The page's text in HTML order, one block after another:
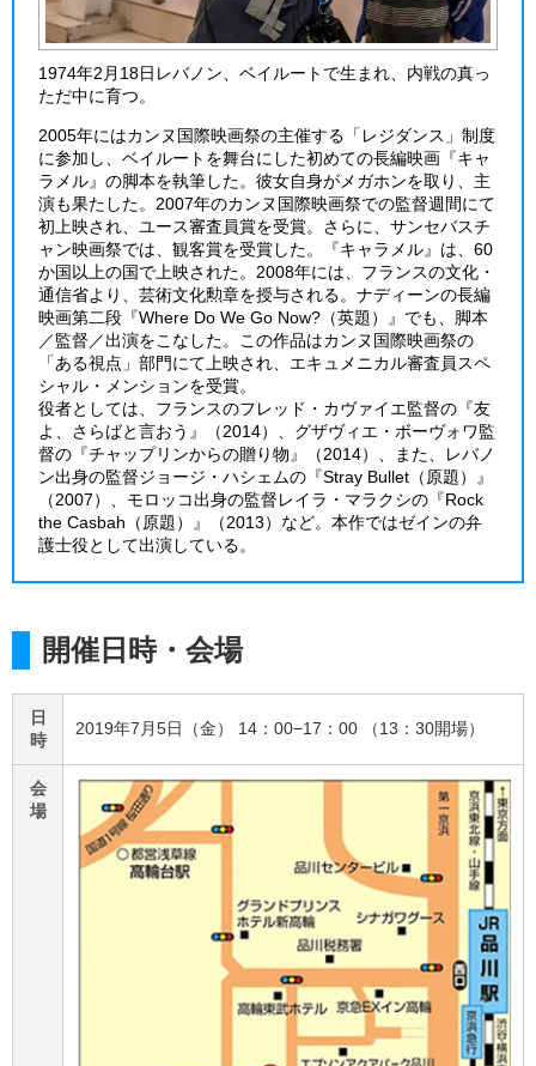
1974年2月18日レバノン、ベイルートで生まれ、内戦の真っ
ただ中に育つ。
2005年にはカンヌ国際映画祭の主催する「レジダンス」制度
に参加し、ベイルートを舞台にした初めての長編映画『キャ
ラメル』の脚本を執筆した。彼女自身がメガホンを取り、主
演も果たした。2007年のカンヌ国際映画祭での監督週間にて
初上映され、ユース審査員賞を受賞。さらに、サンセバスチ
ャン映画祭では、観客賞を受賞した。『キャラメル』は、60
か国以上の国で上映された。2008年には、フランスの文化・
通信省より、芸術文化勲章を授与される。ナディーンの長編
映画第二段『Where Do We Go Now?（英題）』でも、脚本
／監督／出演をこなした。この作品はカンヌ国際映画祭の
「ある視点」部門にて上映され、エキュメニカル審査員スペ
シャル・メンションを受賞。
役者としては、フランスのフレッド・カヴァイエ監督の『友
よ、さらばと言おう』（2014）、グザヴィエ・ボーヴォワ監
督の『チャップリンからの贈り物』（2014）、また、レバノ
ン出身の監督ジョージ・ハシェムの『Stray Bullet（原題）』
（2007）、モロッコ出身の監督レイラ・マラクシの『Rock
the Casbah（原題）』（2013）など。本作ではゼインの弁
護士役として出演している。
開催日時・会場
日
時
2019年7月5日（金） 14：00−17：00 （13：30開場）
会
場